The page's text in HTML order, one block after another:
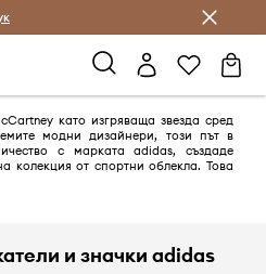
с Answear Club
като изгряваща звезда сред
модни дизайнери, този път в
с марката аdidas, създаде
колекция от спортни облекла. Това
и значки adidas